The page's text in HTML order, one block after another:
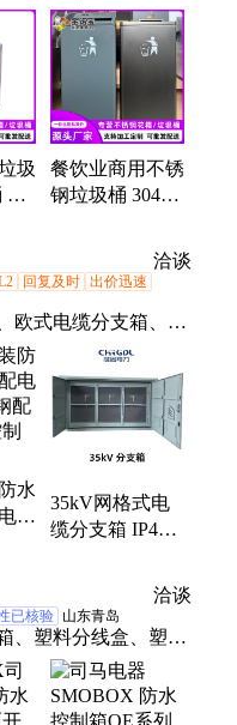
户外垃圾箱、市政垃
桶、不锈钢户外垃圾
制、花箱批发、双分
锈钢花箱、304不锈
、不锈钢花坛、不锈
盆
圾
易
果
餐饮业商用不锈
钢垃圾桶 304食
筒清洁方便 包
配送上门
洽谈
回复及时 出价迅速
欧式电缆分支箱、电
、电缆冷缩附件、低
水
柜
35kV网格式电
缆分支箱 IP44
视化高压电缆分
线柜
洽谈
已核验 山东青岛
、塑料分线盒、塑料
盒、防水开关盒、防
线盒、防水按钮盒、